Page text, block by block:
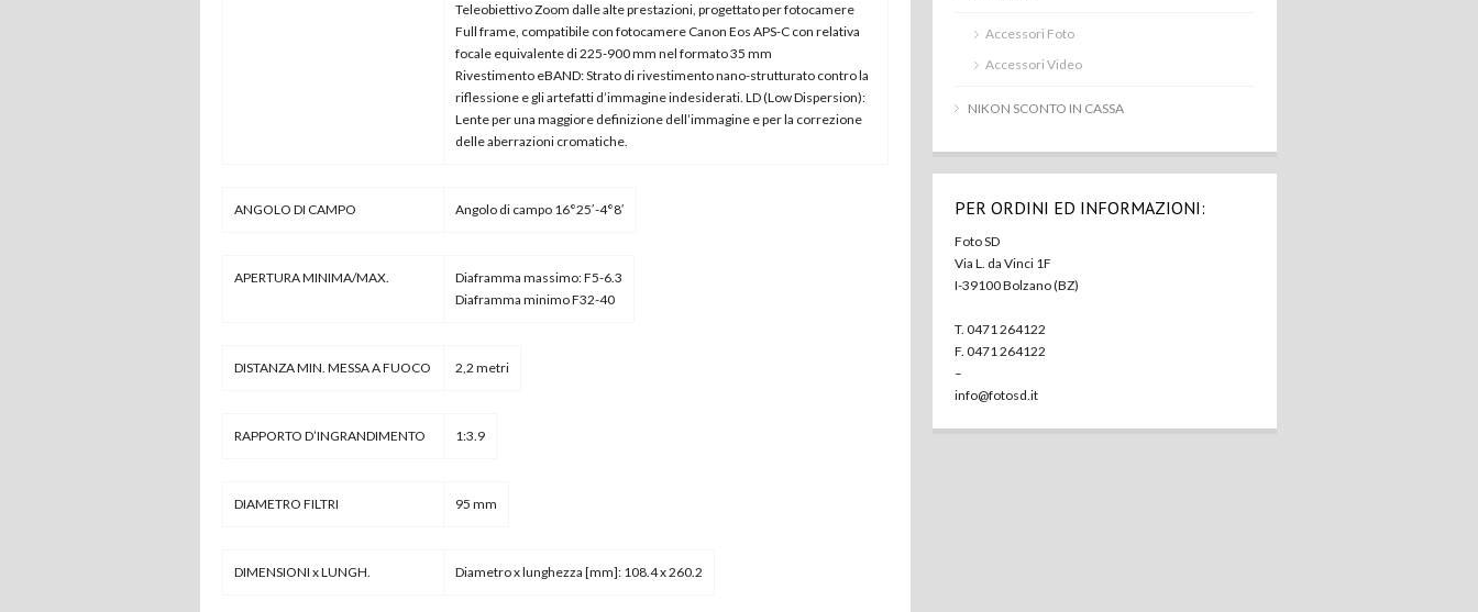
Teleobiettivo Zoom dalle alte prestazioni, progettato per fotocamere
Full frame, compatibile con fotocamere Canon Eos APS-C con relativa
focale equivalente di 225-900 mm nel formato 35 mm
Rivestimento eBAND: Strato di rivestimento nano-strutturato contro la
riflessione e gli artefatti d’immagine indesiderati. LD (Low Dispersion):
Lente per una maggiore definizione dell’immagine e per la correzione
delle aberrazioni cromatiche.
ANGOLO DI CAMPO Angolo di campo 16°25′-4°8′
APERTURA MINIMA/MAX.
Diaframma massimo: F5-6.3
Diaframma minimo F32-40
DISTANZA MIN. MESSA A FUOCO 2,2 metri
RAPPORTO D’INGRANDIMENTO 1:3.9
DIAMETRO FILTRI 95 mm
DIMENSIONI x LUNGH. Diametro x lunghezza [mm]: 108.4 x 260.2
Accessori Foto
Accessori Video
NIKON SCONTO IN CASSA
PER ORDINI ED INFORMAZIONI:
Foto SD
Via L. da Vinci 1F
I-39100 Bolzano (BZ)
T. 0471 264122
F. 0471 264122
–
info@fotosd.it